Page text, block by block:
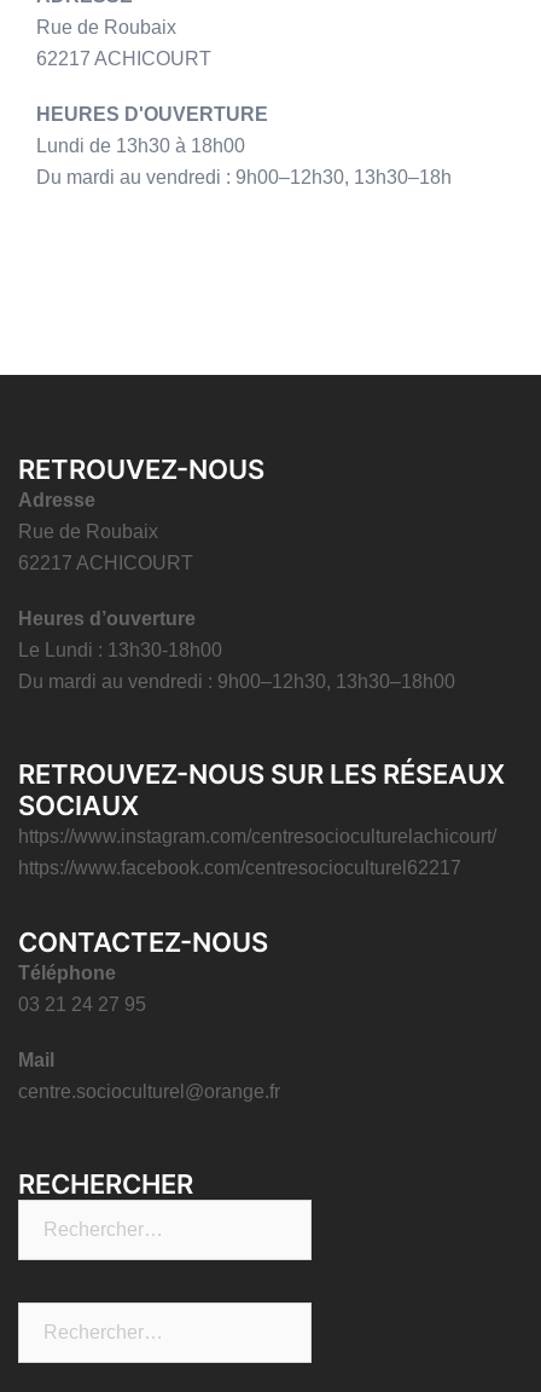
Rue de Roubaix
62217 ACHICOURT
HEURES D'OUVERTURE
Lundi de 13h30 à 18h00
Du mardi au vendredi : 9h00–12h30, 13h30–18h
RETROUVEZ-NOUS
Adresse
Rue de Roubaix
62217 ACHICOURT
Heures d’ouverture
Le Lundi : 13h30-18h00
Du mardi au vendredi : 9h00–12h30, 13h30–18h00
RETROUVEZ-NOUS SUR LES RÉSEAUX
SOCIAUX
https://www.instagram.com/centresocioculturelachicourt/
https://www.facebook.com/centresocioculturel62217
CONTACTEZ-NOUS
Téléphone
03 21 24 27 95
Mail
centre.socioculturel@orange.fr
RECHERCHER